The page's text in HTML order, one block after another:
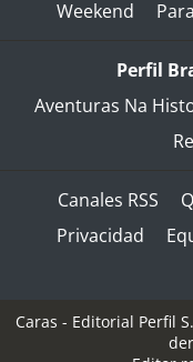
Weekend
Perfil
Aventuras Na
Canales RSS
Privacidad
Caras - Editorial Perfil